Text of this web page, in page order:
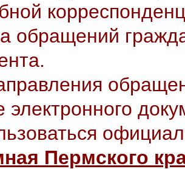
обращений
Пермского